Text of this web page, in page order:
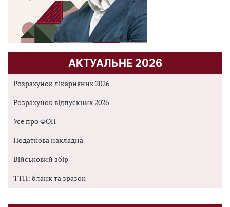
АКТУАЛЬНЕ 2026
Розрахунок лікарняних 2026
Розрахунок відпускних 2026
Усе про ФОП
Податкова накладна
Військовий збір
ТТН: бланк та зразок